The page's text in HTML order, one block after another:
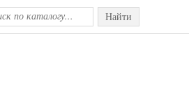
Найти